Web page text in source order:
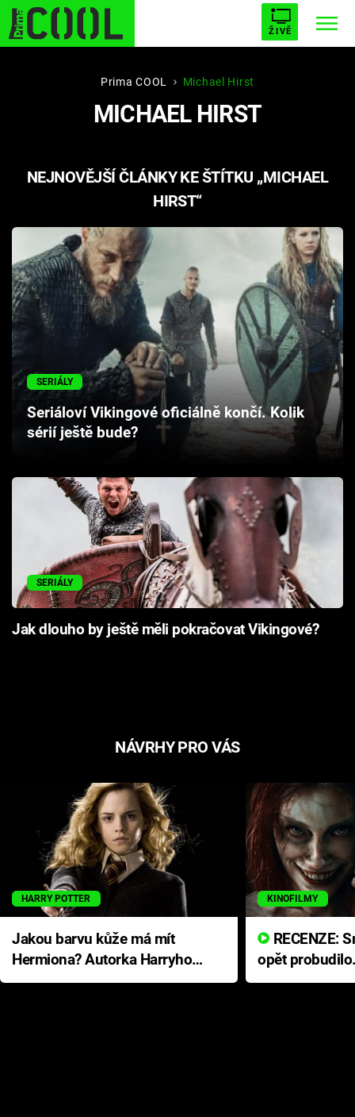
ŽIVĚ
STARHOUSE BUFFY, PŘEMOŽITELKA UPÍRŮ
PLNEJ KOTEL AVENGERS 5
Filmy
Seriály
Hry
Cool Esport
Pořady
Sledujte prima+
Přihlášení
Sledujte nás
Prima COOL Michael Hirst
MICHAEL HIRST
NEJNOVĚJŠÍ ČLÁNKY KE ŠTÍTKU „MICHAEL
HIRST“
SERIÁLY
Seriáloví Vikingové oficiálně končí. Kolik
sérií ještě bude?
SERIÁLY
Jak dlouho by ještě měli pokračovat Vikingové?
NÁVRHY PRO VÁS
HARRY POTTER
Jakou barvu kůže má mít
Hermiona? Autorka Harryho
Pottera přišla s ráznou
KINOFILMY
opět
přichází s